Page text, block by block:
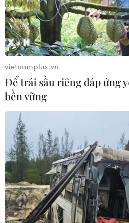
Quảng Trị: Mùa mưa lũ cận kề,
thường trực nỗi lo bờ sông
06/08/2026 05:14
Mưa dông khiến hàng
chuyến bay tới Nội Bài không
cánh
06/08/2026 04:37
Cảnh báo lũ quét, sạt lở đất ở
khu vực Bắc Bộ và Thanh Hóa
06/08/2026 03:47
vietnamplus.vn
Để trái sầu riêng đáp ứng
bền vững